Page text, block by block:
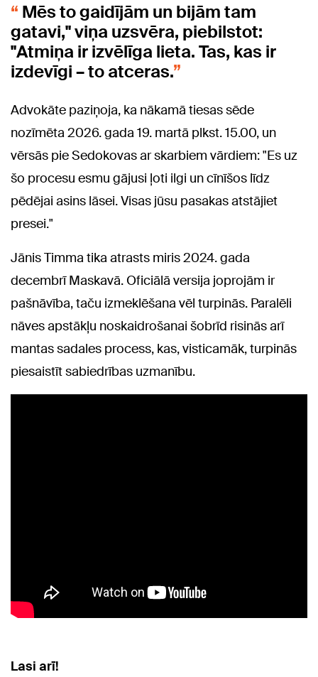
Mēs to gaidījām un bijām tam
gatavi," viņa uzsvēra, piebilstot:
"Atmiņa ir izvēlīga lieta. Tas, kas ir
izdevīgi – to atceras.
Advokāte paziņoja, ka nākamā tiesas sēde
nozīmēta 2026. gada 19. martā plkst. 15.00, un
vērsās pie Sedokovas ar skarbiem vārdiem: "Es uz
šo procesu esmu gājusi ļoti ilgi un cīnīšos līdz
pēdējai asins lāsei. Visas jūsu pasakas atstājiet
presei."
Jānis Timma tika atrasts miris 2024. gada
decembrī Maskavā. Oficiālā versija joprojām ir
pašnāvība, taču izmeklēšana vēl turpinās. Paralēli
nāves apstākļu noskaidrošanai šobrīd risinās arī
mantas sadales process, kas, visticamāk, turpinās
piesaistīt sabiedrības uzmanību.
Lasi arī!